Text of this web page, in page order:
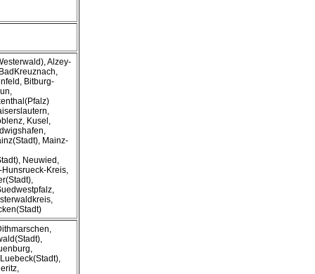
Alzey-
Bitburg-
Kusel,
Mainz-
Neuwied,
Kreis,